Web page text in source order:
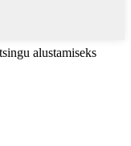
alustamiseks